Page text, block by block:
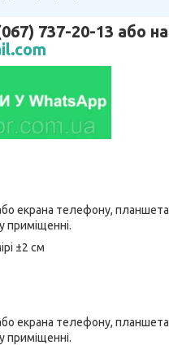
737-20-13 або на
екрана телефону, планшета
приміщенні.
±2 см
екрана телефону, планшета
приміщенні.